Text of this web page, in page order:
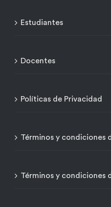
Estudiantes
Docentes
Políticas de Privacidad
Términos y condiciones
Términos y condiciones